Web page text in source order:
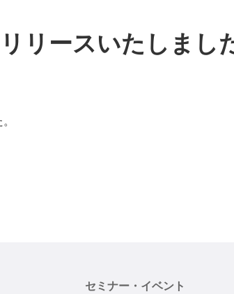
リースいたしまし
セミナー・イベント